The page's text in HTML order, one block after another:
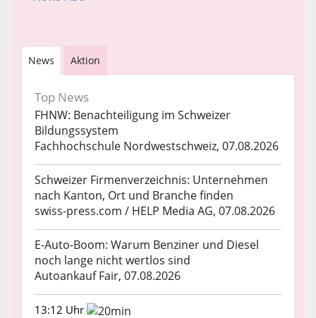
News Aktion
Top News
FHNW: Benachteiligung im Schweizer
Bildungssystem
Fachhochschule Nordwestschweiz, 07.08.2026
Schweizer Firmenverzeichnis: Unternehmen
nach Kanton, Ort und Branche finden
swiss-press.com / HELP Media AG, 07.08.2026
E-Auto-Boom: Warum Benziner und Diesel
noch lange nicht wertlos sind
Autoankauf Fair, 07.08.2026
13:12 Uhr